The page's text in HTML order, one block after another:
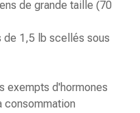
de grande taille (70
de 1,5 lb scellés sous
exempts d'hormones
consommation